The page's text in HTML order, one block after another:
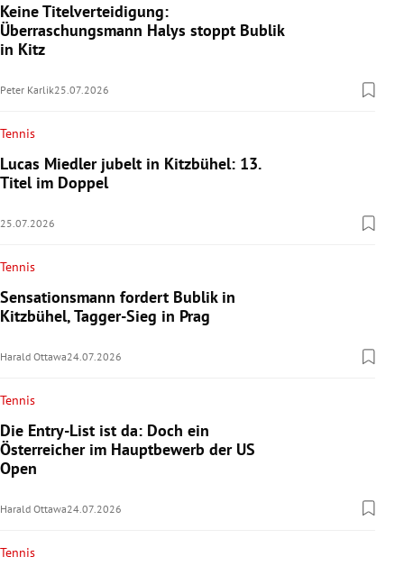
Keine Titelverteidigung:
Überraschungsmann Halys stoppt Bublik
in Kitz
Peter Karlik25.07.2026
Tennis
Lucas Miedler jubelt in Kitzbühel: 13.
Titel im Doppel
25.07.2026
Tennis
Sensationsmann fordert Bublik in
Kitzbühel, Tagger-Sieg in Prag
Harald Ottawa24.07.2026
Tennis
Die Entry-List ist da: Doch ein
Österreicher im Hauptbewerb der US
Open
Harald Ottawa24.07.2026
Tennis